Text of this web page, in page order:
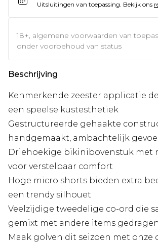
Uitsluitingen van toepassing. Bekijk ons
18+, algemene voorwaarden van
onder voorbehoud van status
Beschrijving
Kenmerkende zeester applicatie
een speelse kustesthetiek
Gestructureerde gehaakte
handgemaakt, ambachtelijk gevoel
Driehoekige bikinibovenstuk met
voor verstelbaar comfort
Hoge micro shorts bieden extra
een trendy silhouet
Veelzijdige tweedelige co-ord die
gemixt met andere items
Maak golven dit seizoen met onze